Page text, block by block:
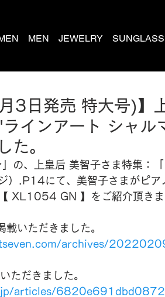
MEN JEWELRY
3日発売 特大号)】
ラインアート シャ
た。
の、上皇后 美智子さま特集：
）.P14にて、美智子さまがピ
XL1054 GN 】をご紹介頂きま
いただきました。
archives/
ただきました。
articles/